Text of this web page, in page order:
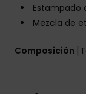
Estampado
Mezcla de
Composición